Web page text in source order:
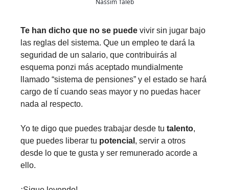
Nassim Taleb
Te han dicho que no se puede vivir sin jugar bajo
las reglas del sistema. Que un empleo te dará la
seguridad de un salario, que contribuirás al
esquema ponzi más aceptado mundialmente
llamado “sistema de pensiones” y el estado se hará
cargo de tí cuando seas mayor y no puedas hacer
nada al respecto.
Yo te digo que puedes trabajar desde tu talento,
que puedes liberar tu potencial , servir a otros
desde lo que te gusta y ser remunerado acorde a
ello.